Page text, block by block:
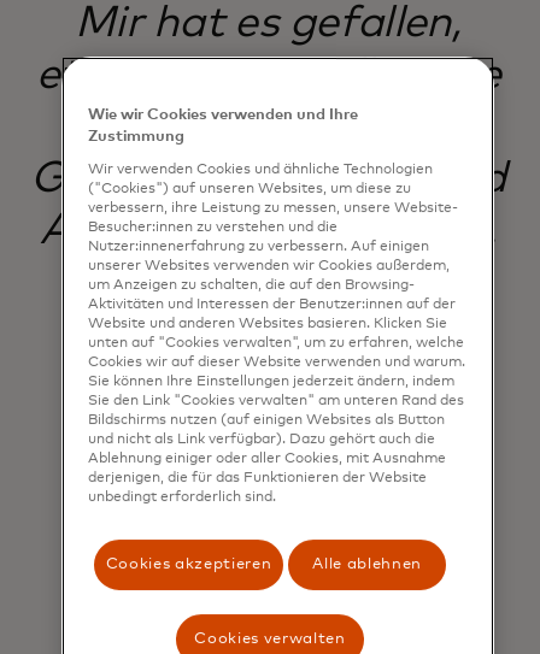
Mir hat es gefallen,
etwas über Intelligence
Center,
Gesichtserkennung und
Algorithmen zu lernen.
Cameron (10 Jahre)
Kids4Techᵀᴹ participant
Wie wir Cookies verwenden und Ihre
Zustimmung
Wir verwenden Cookies und ähnliche Technologien
("Cookies") auf unseren Websites, um diese zu
verbessern, ihre Leistung zu messen, unsere Website-
Besucher:innen zu verstehen und die
Nutzer:innenerfahrung zu verbessern. Auf einigen
unserer Websites verwenden wir Cookies außerdem,
um Anzeigen zu schalten, die auf den Browsing-
Aktivitäten und Interessen der Benutzer:innen auf der
Website und anderen Websites basieren. Klicken Sie
unten auf "Cookies verwalten", um zu erfahren, welche
Cookies wir auf dieser Website verwenden und warum.
Sie können Ihre Einstellungen jederzeit ändern, indem
Sie den Link "Cookies verwalten" am unteren Rand des
Bildschirms nutzen (auf einigen Websites als Button
und nicht als Link verfügbar). Dazu gehört auch die
Ablehnung einiger oder aller Cookies, mit Ausnahme
derjenigen, die für das Funktionieren der Website
unbedingt erforderlich sind.
Cookies akzeptieren Alle ablehnen
Cookies verwalten